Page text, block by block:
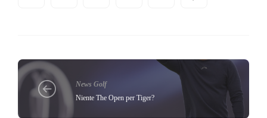
News Golf
Niente The Open per Tiger?